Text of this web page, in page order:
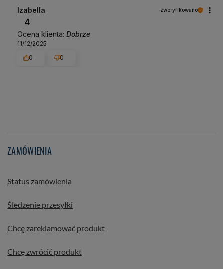
Izabella zweryfikowano
4
Ocena klienta: Dobrze
11/12/2025
0
0
ZAMÓWIENIA
Status zamówienia
Śledzenie przesyłki
Chcę zareklamować produkt
Chcę zwrócić produkt